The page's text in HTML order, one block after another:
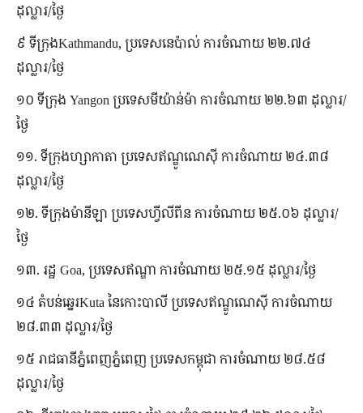
ដុល្លារ/ថ្ងៃ
៩ ទីក្រុងKathmandu, ប្រទេស​នេប៉ាល់ ការ​ចំណាយ ២២.៧៤
ដុល្លារ/ថ្ងៃ
១០ ទីក្រុង Yangon ប្រទេស​មីយ៉ាន់ម៉ា ការ​ចំណាយ ២២.៦៣ ដុល្លារ/
ថ្ងៃ
១១. ទីក្រុង​ហ្សាកាតា ប្រទេស​ឥណ្ឌូណេស៊ី ការ​ចំណាយ ២៤.៣៨
ដុល្លារ/ថ្ងៃ
១២. ទីក្រុង​ម៉ានីឡា ប្រទេស​ហ្វីលីពីន ការ​ចំណាយ ២៥.០៦ ដុល្លារ/
ថ្ងៃ
១៣. រដ្ឋ Goa, ប្រទេស​ឥណ្ឌា ការ​ចំណាយ ២៥.១៥ ដុល្លារ/ថ្ងៃ
១៤ តំបន់​ឆ្នេរKuta នៃ​កោះ​បាលី ប្រទេស​ឥណ្ឌូណេស៊ី ការ​ចំណាយ
២៨.៣៣ ដុល្លារ/ថ្ងៃ
១៥ រាជធានី​ភ្នំពេញ​ភ្នំពេញ ប្រទេស​កម្ពុជា ការ​ចំណាយ ២៨.៥៨
ដុល្លារ/ថ្ងៃ